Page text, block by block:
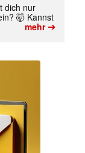
dich nur
🤯 Kannst
mehr➔